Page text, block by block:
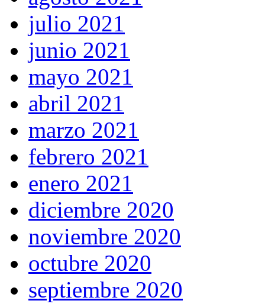
julio 2021
junio 2021
mayo 2021
abril 2021
marzo 2021
febrero 2021
enero 2021
diciembre 2020
noviembre 2020
octubre 2020
septiembre 2020